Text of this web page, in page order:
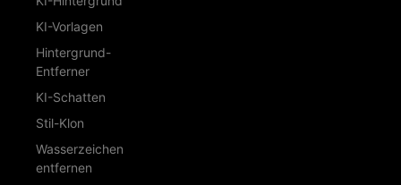
KI-Vorlagen
Hintergrund-
Entferner
KI-Schatten
Stil-Klon
Wasserzeichen
entfernen